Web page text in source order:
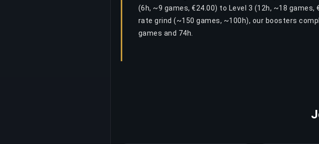
(6h, ~9 games, €24.00) to Level 3 (12h, ~18
rate grind (~150 games, ~100h), our boosters
games and 74h.